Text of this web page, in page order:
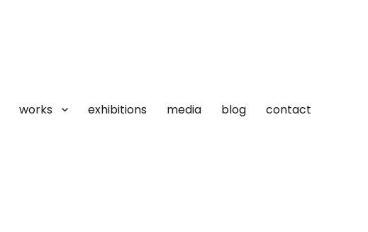
works exhibitions media blog contact